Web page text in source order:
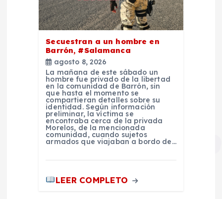
Secuestran a un hombre en
Barrón, #Salamanca
agosto 8, 2026
La mañana de este sábado un
hombre fue privado de la libertad
en la comunidad de Barrón, sin
que hasta el momento se
compartieran detalles sobre su
identidad. Según información
preliminar, la víctima se
encontraba cerca de la privada
Morelos, de la mencionada
comunidad, cuando sujetos
armados que viajaban a bordo de…
LEER COMPLETO